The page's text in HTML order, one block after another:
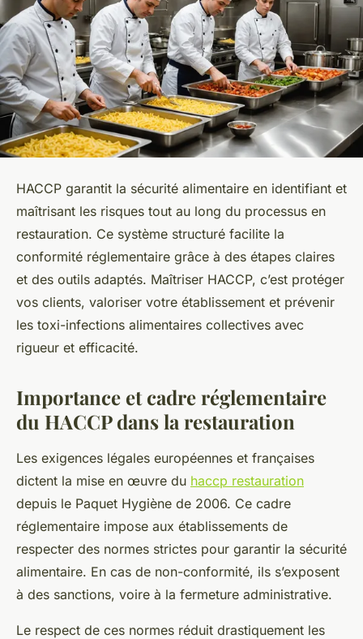
HACCP garantit la sécurité alimentaire en identifiant et
maîtrisant les risques tout au long du processus en
restauration. Ce système structuré facilite la
conformité réglementaire grâce à des étapes claires
et des outils adaptés. Maîtriser HACCP, c’est protéger
vos clients, valoriser votre établissement et prévenir
les toxi-infections alimentaires collectives avec
rigueur et efficacité.
Importance et cadre réglementaire
du HACCP dans la restauration
Les exigences légales européennes et françaises
dictent la mise en œuvre du haccp restauration
depuis le Paquet Hygiène de 2006. Ce cadre
réglementaire impose aux établissements de
respecter des normes strictes pour garantir la sécurité
alimentaire. En cas de non-conformité, ils s’exposent
à des sanctions, voire à la fermeture administrative.
Le respect de ces normes réduit drastiquement les